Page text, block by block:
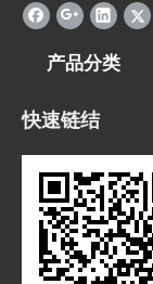
产品分类
快速链结